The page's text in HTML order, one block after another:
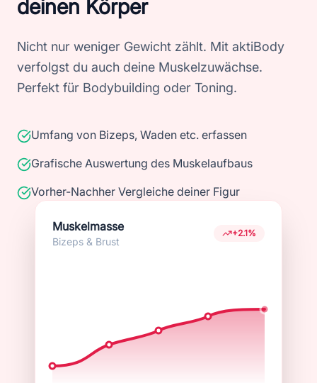
Muskelmasse
Bizeps & Brust
+2.1%
deinen Körper
Nicht nur weniger Gewicht zählt. Mit aktiBody
verfolgst du auch deine Muskelzuwächse.
Perfekt für Bodybuilding oder Toning.
Umfang von Bizeps, Waden etc. erfassen
Grafische Auswertung des Muskelaufbaus
Vorher-Nachher Vergleiche deiner Figur